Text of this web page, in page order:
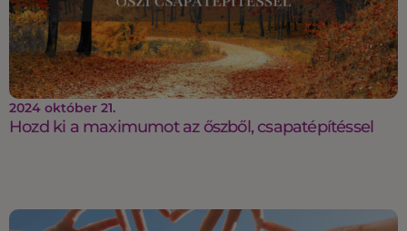
2024 október 21.
Hozd ki a maximumot az őszből, csapatépítéssel